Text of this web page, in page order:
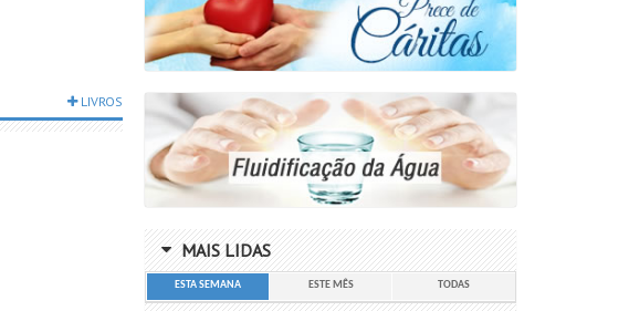
LIVROS
MAIS LIDAS
ESTA SEMANA ESTE MÊS TODAS